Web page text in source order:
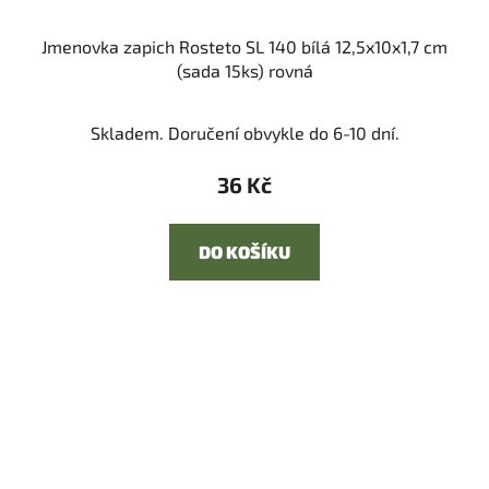
Jmenovka zapich Rosteto SL 140 bílá 12,5x10x1,7 cm
(sada 15ks) rovná
Skladem. Doručení obvykle do 6-10 dní.
36 Kč
DO KOŠÍKU